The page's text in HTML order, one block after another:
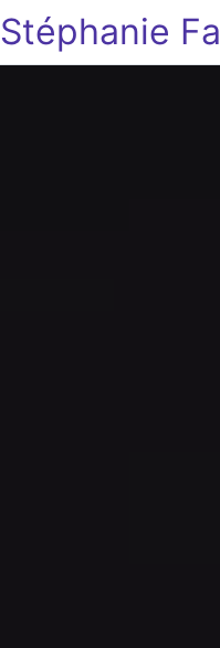
Stéphanie